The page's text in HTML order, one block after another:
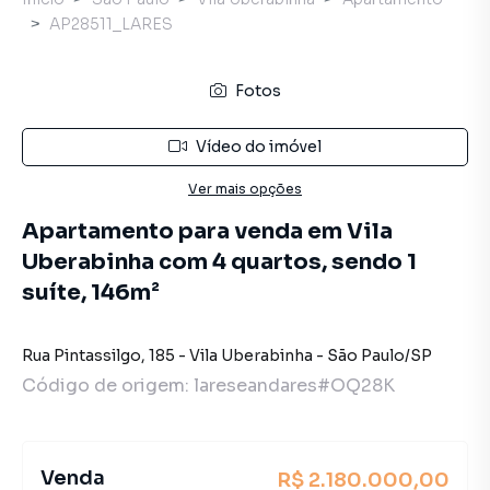
AP28511_LARES
Fotos
Vídeo do imóvel
Ver mais opções
Apartamento para venda em Vila
Uberabinha com 4 quartos, sendo 1
suíte, 146m²
Rua Pintassilgo, 185 - Vila Uberabinha - São Paulo/SP
Código de origem: lareseandares#OQ28K
Venda R$ 2.180.000,00